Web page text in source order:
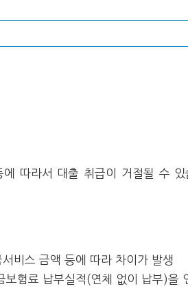
따라서 대출 취급이 거절될 수 있
비스 금액 등에 따라 차이가 발생
험료 납부실적(연체 없이 납부)을